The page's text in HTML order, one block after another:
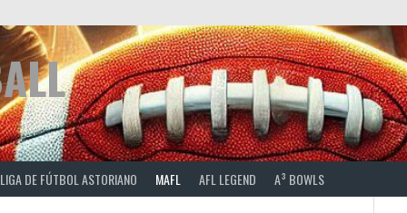
DE FÚTBOL ASTORIANO MAFL AFL LEGEND A³ BOWLS